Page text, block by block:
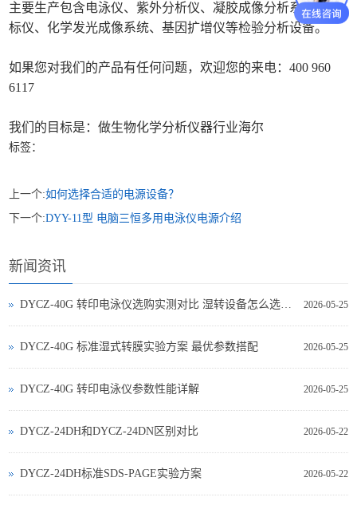
主要生产包含电泳仪、紫外分析仪、凝胶成像分析系统、酶
标仪、化学发光成像系统、基因扩增仪等检验分析设备。
如果您对我们的产品有任何问题，欢迎您的来电：400 960
6117
我们的目标是：做生物化学分析仪器行业海尔
标签：
上一个:如何选择合适的电源设备？
下一个:DYY-11型 电脑三恒多用电泳仪电源介绍
新闻资讯
2026-05-25
DYCZ-40G 转印电泳仪选购实测对比 湿转设备怎么选不踩坑
2026-05-25
DYCZ-40G 标准湿式转膜实验方案 最优参数搭配
2026-05-25
DYCZ-40G 转印电泳仪参数性能详解
2026-05-22
DYCZ-24DH和DYCZ-24DN区别对比
2026-05-22
DYCZ-24DH标准SDS-PAGE实验方案